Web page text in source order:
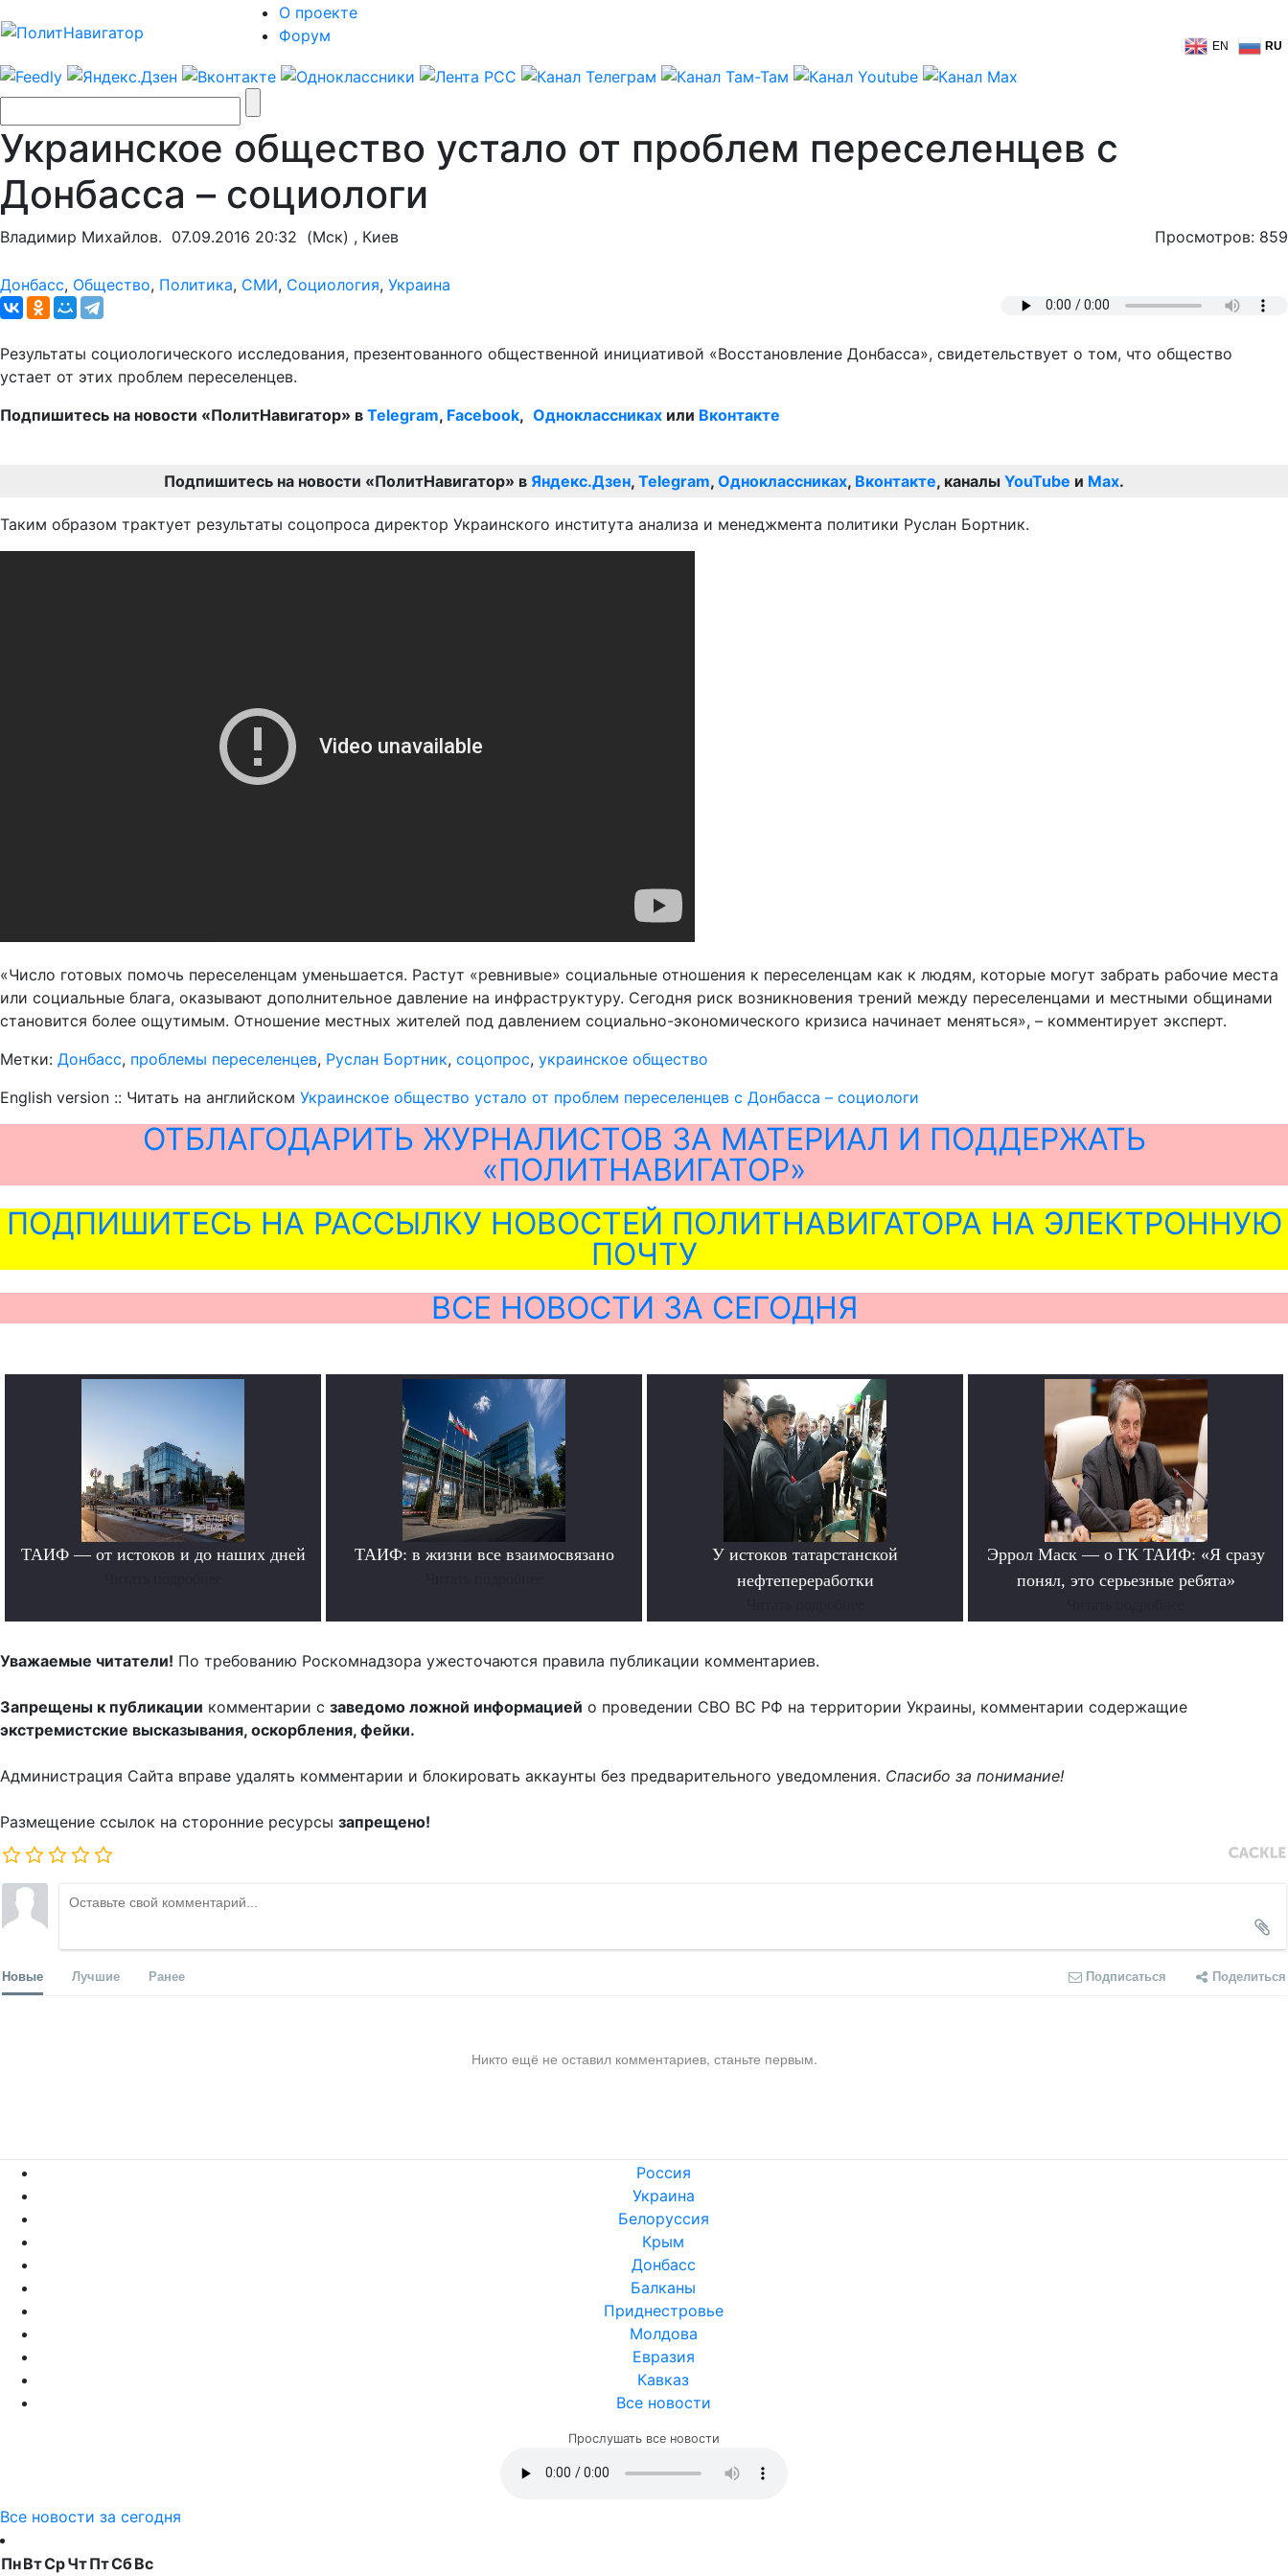
О проекте
Форум
EN RU
Украинское общество устало от проблем переселенцев с
Донбасса – социологи
Владимир Михайлов. 07.09.2016 20:32 (Мск) , Киев Просмотров: 859
Донбасс, Общество, Политика, СМИ, Социология, Украина
Результаты социологического исследования, презентованного общественной инициативой «Восстановление Донбасса», свидетельствует о том, что общество
устает от этих проблем переселенцев.
Подпишитесь на новости «ПолитНавигатор» в Telegram, Facebook, Одноклассниках или Вконтакте
Подпишитесь на новости «ПолитНавигатор» в Яндекс.Дзен, Telegram, Одноклассниках, Вконтакте, каналы YouTube и Max.
Таким образом трактует результаты соцопроса директор Украинского института анализа и менеджмента политики Руслан Бортник.
«Число готовых помочь переселенцам уменьшается. Растут «ревнивые» социальные отношения к переселенцам как к людям, которые могут забрать рабочие места
или социальные блага, оказывают дополнительное давление на инфраструктуру. Сегодня риск возникновения трений между переселенцами и местными общинами
становится более ощутимым. Отношение местных жителей под давлением социально-экономического кризиса начинает меняться», – комментирует эксперт.
Метки: Донбасс, проблемы переселенцев, Руслан Бортник, соцопрос, украинское общество
English version :: Читать на английском Украинское общество устало от проблем переселенцев с Донбасса – социологи
ОТБЛАГОДАРИТЬ ЖУРНАЛИСТОВ ЗА МАТЕРИАЛ И ПОДДЕРЖАТЬ
«ПОЛИТНАВИГАТОР»
ПОДПИШИТЕСЬ НА РАССЫЛКУ НОВОСТЕЙ ПОЛИТНАВИГАТОРА НА ЭЛЕКТРОННУЮ
ПОЧТУ
ВСЕ НОВОСТИ ЗА СЕГОДНЯ
ТАИФ — от истоков и до наших дней ТАИФ: в жизни все взаимосвязано
У истоков татарстанской
нефтепереработки
Эррол Маск — о ГК ТАИФ: «Я сразу
понял, это серьезные ребята»
Уважаемые читатели! По требованию Роскомнадзора ужесточаются правила публикации комментариев.
Запрещены к публикации комментарии с заведомо ложной информацией о проведении СВО ВС РФ на территории Украины, комментарии содержащие
экстремистские высказывания, оскорбления, фейки.
Администрация Сайта вправе удалять комментарии и блокировать аккаунты без предварительного уведомления. Спасибо за понимание!
Размещение ссылок на сторонние ресурсы запрещено!
Новые Лучшие Ранее Подписаться Поделиться
Никто ещё не оставил комментариев, станьте первым.
Россия
Украина
Белоруссия
Крым
Донбасс
Балканы
Приднестровье
Молдова
Евразия
Кавказ
Все новости
Прослушать все новости
Все новости за сегодня
ПнВтСрЧтПтСбВс